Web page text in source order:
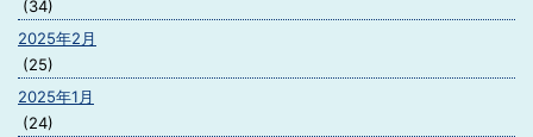
(34)
2025年2月
(25)
2025年1月
(24)